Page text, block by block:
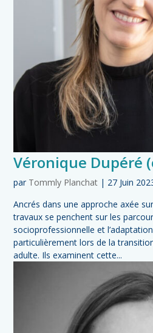
Véronique Dupéré
par Tommly Planchat | 27 Juin
Ancrés dans une approche axée
travaux se penchent sur les
socioprofessionnelle et
particulièrement lors de la transition
adulte. Ils examinent cette...